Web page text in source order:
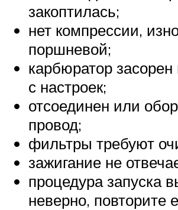
закоптилась;
нет компрессии,
поршневой;
карбюратор
с настроек;
отсоединен или
провод;
фильтры требуют
зажигание не
процедура запуска
неверно, повторите